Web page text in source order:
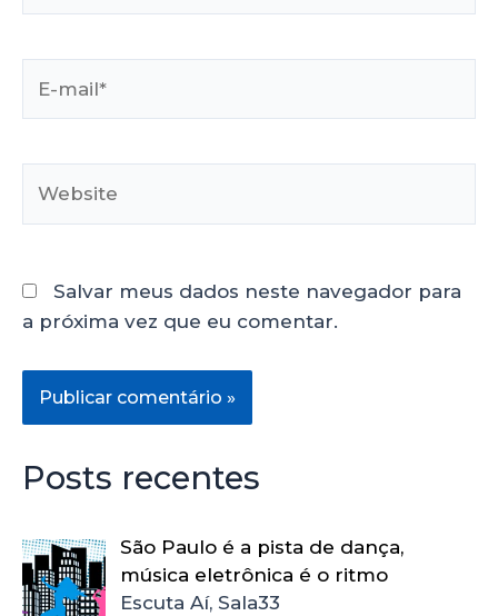
Salvar meus dados neste navegador para
a próxima vez que eu comentar.
Posts recentes
São Paulo é a pista de dança,
música eletrônica é o ritmo
Escuta Aí, Sala33